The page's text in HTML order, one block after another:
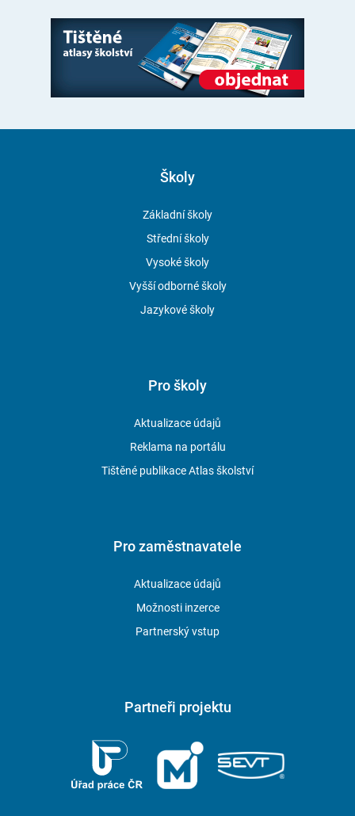
Školy
Základní školy
Střední školy
Vysoké školy
Vyšší odborné školy
Jazykové školy
Pro školy
Aktualizace údajů
Reklama na portálu
Tištěné publikace Atlas školství
Pro zaměstnavatele
Aktualizace údajů
Možnosti inzerce
Partnerský vstup
Partneři projektu